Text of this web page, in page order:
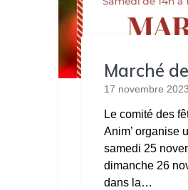
Marché
17 novembre 2023
Le comité des
Anim’ organise
samedi 25
dimanche 26
dans la…